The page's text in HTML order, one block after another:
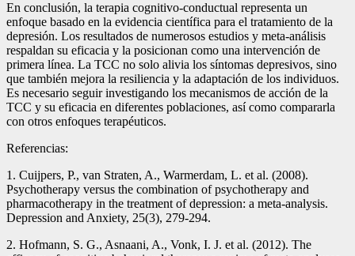
En conclusión, la terapia cognitivo-conductual representa un
enfoque basado en la evidencia científica para el tratamiento de la
depresión. Los resultados de numerosos estudios y meta-análisis
respaldan su eficacia y la posicionan como una intervención de
primera línea. La TCC no solo alivia los síntomas depresivos, sino
que también mejora la resiliencia y la adaptación de los individuos.
Es necesario seguir investigando los mecanismos de acción de la
TCC y su eficacia en diferentes poblaciones, así como compararla
con otros enfoques terapéuticos.
Referencias:
1. Cuijpers, P., van Straten, A., Warmerdam, L. et al. (2008).
Psychotherapy versus the combination of psychotherapy and
pharmacotherapy in the treatment of depression: a meta-analysis.
Depression and Anxiety, 25(3), 279-294.
2. Hofmann, S. G., Asnaani, A., Vonk, I. J. et al. (2012). The